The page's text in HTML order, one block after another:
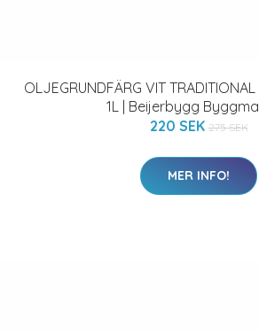
OLJEGRUNDFÄRG VIT TRADITIONAL
1L | Beijerbygg
220 SEK 275 SEK
MER INFO!